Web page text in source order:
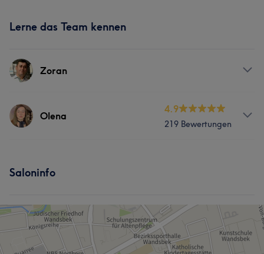
Lerne das Team kennen
Zoran
Services
Olena
4.9
219 Bewertungen
Haarentfernung
Portfolio
Saloninfo